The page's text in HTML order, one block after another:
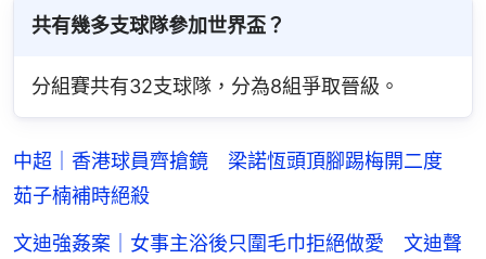
共有幾多支球隊參加世界盃？
分組賽共有32支球隊，分為8組爭取晉級。
中超｜香港球員齊搶鏡 梁諾恆頭頂腳踢梅開二度
茹子楠補時絕殺
文迪強姦案｜女事主浴後只圍毛巾拒絕做愛 文迪聲